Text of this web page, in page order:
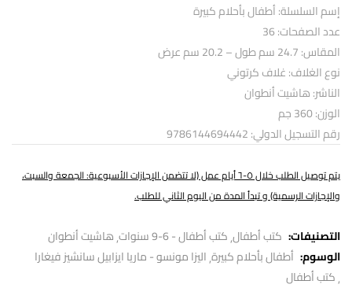
إسم السلسلة: أطفال بأحلام كبيرة
عدد الصفحات: 36
المقاس: 24.7 سم طول – 20.2 سم عرض
نوع الغلاف: غلاف كرتوني
الناشر: هاشيت أنطوان
الوزن: 360 جم
رقم التسجيل الدولي: 9786144694442
يتم توصيل الطلب خلال ٥-٦ أيام عمل (لا تتضمن الإجازات الأسبوعية: الجمعة والسبت،
والإجازات الرسمية) و تبدأ المدة من اليوم الثاني للطلب.
التصنيفات: كتب أطفال كتب أطفال - 6-9 سنوات
هاشيت أنطوان
الوسوم: أطفال بأحلام كبيرة اليزا مونسو - ماريا ايزابيل سانشيز فيغارا
كتب أطفال